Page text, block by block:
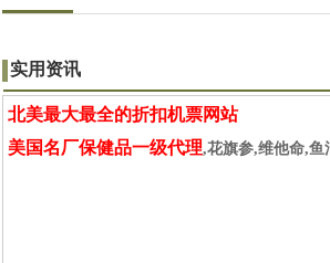
实用资讯
北美最大最全的折扣机票网站
美国名厂保健品一级代理,花旗参,维他命,鱼